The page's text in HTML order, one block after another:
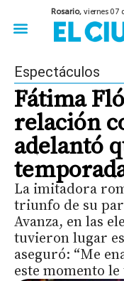
Rosario,viernes 07
Espectáculos
Fátima
relación
adelantó
La imitadora
triunfo de su
Avanza, en las
tuvieron lugar
aseguró: “Me
este momento